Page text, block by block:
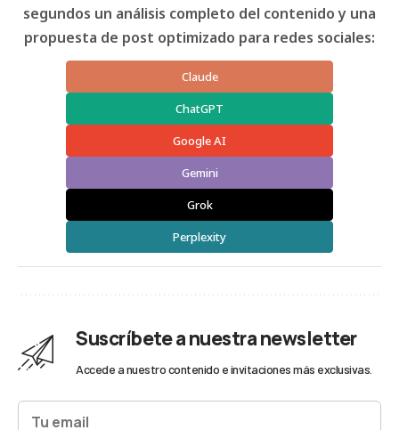
segundos un análisis completo del contenido y una
propuesta de post optimizado para redes sociales:
Claude
ChatGPT
Google AI
Gemini
Grok
Perplexity
Suscríbete a nuestra newsletter
Accede a nuestro contenido e invitaciones más exclusivas.